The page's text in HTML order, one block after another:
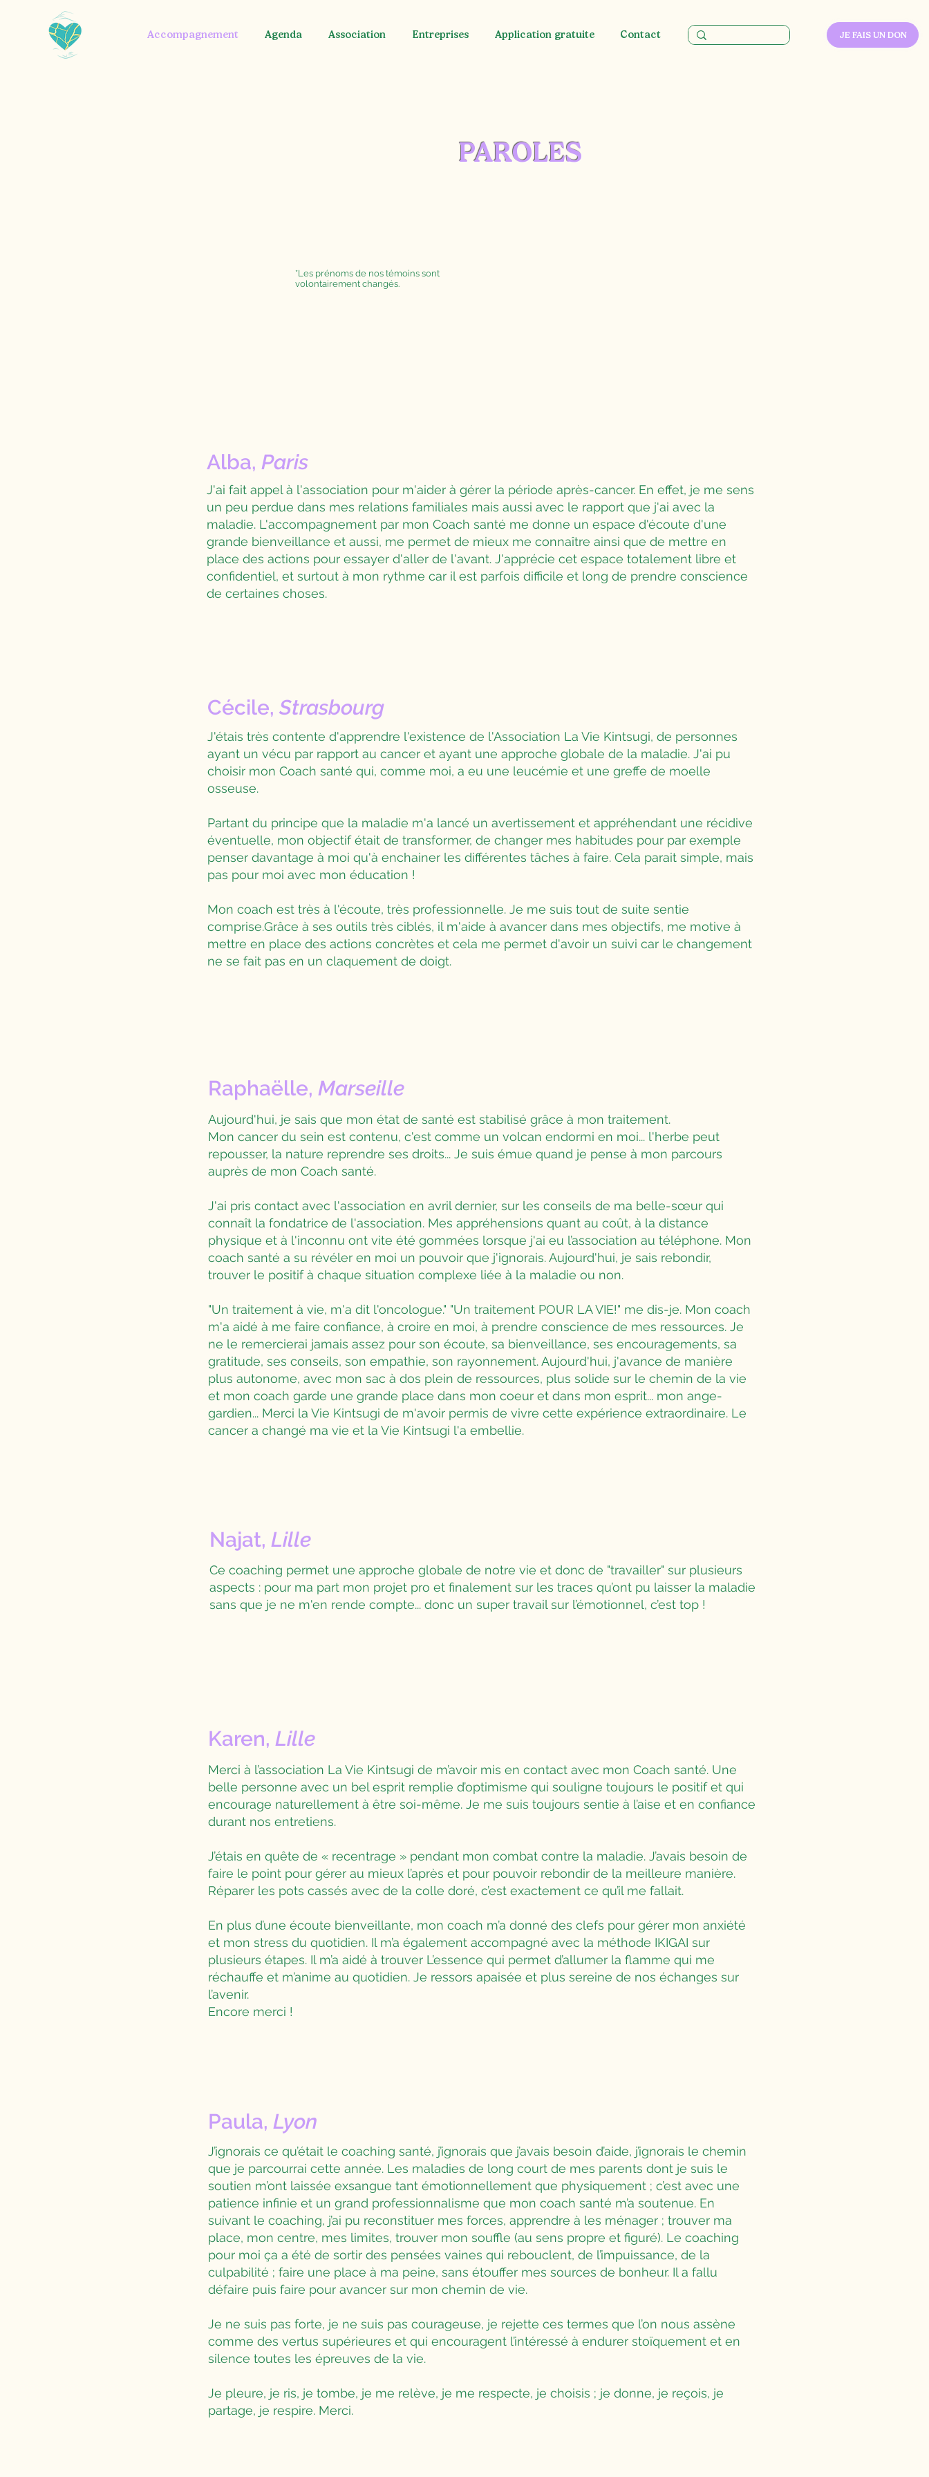
Accompagnement Agenda Association Entreprises Application gratuite Contact JE FAIS UN DON
PAROLES
*Les prénoms de nos témoins sont
volontairement changés.
Alba, Paris
J'ai fait appel à l'association pour m'aider à gérer la période après-cancer. En effet, je me sens
un peu perdue dans mes relations familiales mais aussi avec le rapport que j'ai avec la
maladie. L'accompagnement par mon Coach santé me donne un espace d'écoute d'une
grande bienveillance et aussi, me permet de mieux me connaître ainsi que de mettre en
place des actions pour essayer d'aller de l'avant. J'apprécie cet espace totalement libre et
confidentiel, et surtout à mon rythme car il est parfois difficile et long de prendre conscience
de certaines choses.
Cécile, Strasbourg
J'étais très contente d'apprendre l'existence de l'Association La Vie Kintsugi, de personnes
ayant un vécu par rapport au cancer et ayant une approche globale de la maladie. J'ai pu
choisir mon Coach santé qui, comme moi, a eu une leucémie et une greffe de moelle
osseuse.
Partant du principe que la maladie m'a lancé un avertissement et appréhendant une récidive
éventuelle, mon objectif était de transformer, de changer mes habitudes pour par exemple
penser davantage à moi qu'à enchainer les différentes tâches à faire. Cela parait simple, mais
pas pour moi avec mon éducation !
Mon coach est très à l'écoute, très professionnelle. Je me suis tout de suite sentie
comprise.Grâce à ses outils très ciblés, il m'aide à avancer dans mes objectifs, me motive à
mettre en place des actions concrètes et cela me permet d'avoir un suivi car le changement
ne se fait pas en un claquement de doigt.
Raphaëlle, Marseille
Aujourd'hui, je sais que mon état de santé est stabilisé grâce à mon traitement.
Mon cancer du sein est contenu, c'est comme un volcan endormi en moi... l'herbe peut
repousser, la nature reprendre ses droits... Je suis émue quand je pense à mon parcours
auprès de mon Coach santé.
J'ai pris contact avec l'association en avril dernier, sur les conseils de ma belle-sœur qui
connaît la fondatrice de l'association. Mes appréhensions quant au coût, à la distance
physique et à l'inconnu ont vite été gommées lorsque j'ai eu l’association au téléphone. Mon
coach santé a su révéler en moi un pouvoir que j'ignorais. Aujourd'hui, je sais rebondir,
trouver le positif à chaque situation complexe liée à la maladie ou non.
"Un traitement à vie, m'a dit l'oncologue." "Un traitement POUR LA VIE!" me dis-je. Mon coach
m'a aidé à me faire confiance, à croire en moi, à prendre conscience de mes ressources. Je
ne le remercierai jamais assez pour son écoute, sa bienveillance, ses encouragements, sa
gratitude, ses conseils, son empathie, son rayonnement. Aujourd'hui, j'avance de manière
plus autonome, avec mon sac à dos plein de ressources, plus solide sur le chemin de la vie
et mon coach garde une grande place dans mon coeur et dans mon esprit... mon ange-
gardien... Merci la Vie Kintsugi de m'avoir permis de vivre cette expérience extraordinaire. Le
cancer a changé ma vie et la Vie Kintsugi l'a embellie.
Najat, Lille
Ce coaching permet une approche globale de notre vie et donc de "travailler" sur plusieurs
aspects : pour ma part mon projet pro et finalement sur les traces qu’ont pu laisser la maladie
sans que je ne m'en rende compte... donc un super travail sur l’émotionnel, c’est top !
Karen, Lille
Merci à l’association La Vie Kintsugi de m’avoir mis en contact avec mon Coach santé. Une
belle personne avec un bel esprit remplie d’optimisme qui souligne toujours le positif et qui
encourage naturellement à être soi-même. Je me suis toujours sentie à l’aise et en confiance
durant nos entretiens.
J’étais en quête de « recentrage » pendant mon combat contre la maladie. J’avais besoin de
faire le point pour gérer au mieux l’après et pour pouvoir rebondir de la meilleure manière.
Réparer les pots cassés avec de la colle doré, c’est exactement ce qu’il me fallait.
En plus d’une écoute bienveillante, mon coach m’a donné des clefs pour gérer mon anxiété
et mon stress du quotidien. Il m’a également accompagné avec la méthode IKIGAI sur
plusieurs étapes. Il m’a aidé à trouver L’essence qui permet d’allumer la flamme qui me
réchauffe et m’anime au quotidien. Je ressors apaisée et plus sereine de nos échanges sur
l’avenir.
Encore merci !
Paula, Lyon
J’ignorais ce qu’était le coaching santé, j’ignorais que j’avais besoin d’aide, j’ignorais le chemin
que je parcourrai cette année. Les maladies de long court de mes parents dont je suis le
soutien m’ont laissée exsangue tant émotionnellement que physiquement ; c’est avec une
patience infinie et un grand professionnalisme que mon coach santé m’a soutenue. En
suivant le coaching, j’ai pu reconstituer mes forces, apprendre à les ménager ; trouver ma
place, mon centre, mes limites, trouver mon souffle (au sens propre et figuré). Le coaching
pour moi ça a été de sortir des pensées vaines qui rebouclent, de l’impuissance, de la
culpabilité ; faire une place à ma peine, sans étouffer mes sources de bonheur. Il a fallu
défaire puis faire pour avancer sur mon chemin de vie.
Je ne suis pas forte, je ne suis pas courageuse, je rejette ces termes que l’on nous assène
comme des vertus supérieures et qui encouragent l’intéressé à endurer stoïquement et en
silence toutes les épreuves de la vie.
Je pleure, je ris, je tombe, je me relève, je me respecte, je choisis ; je donne, je reçois, je
partage, je respire. Merci.